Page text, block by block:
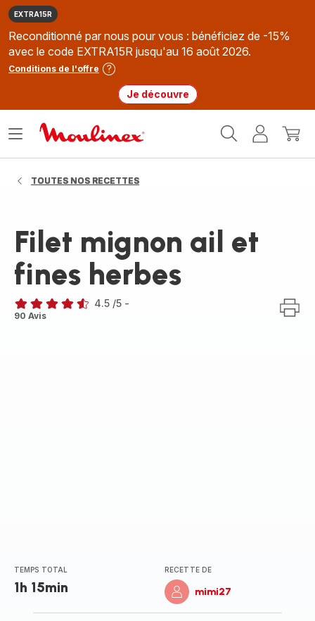
EXTRA15R
Reconditionné par nous pour vous : bénéficiez de -15%
avec le code EXTRA15R jusqu'au 16 août 2026.
Conditions de l'offre
Je découvre
MonMon
Ouvrir
TOUTES NOS RECETTES
Filet mignon ail et
fines herbes
ratings.4.5
4.5 /5 -
90 Avis
TEMPS TOTAL
1h 15min
RECETTE DE
mimi27